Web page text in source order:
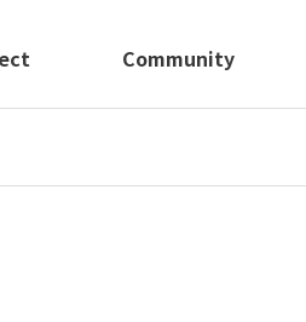
Community